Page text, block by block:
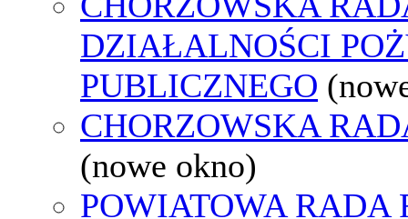
DZIAŁALNOŚCI
PUBLICZNEGO
CHORZOWSKA
(nowe okno)
POWIATOWA RADA